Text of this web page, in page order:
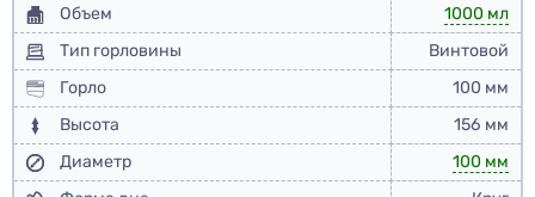
Объем
1000 мл
Тип горловины
Винтовой
Горло
100 мм
Высота
156 мм
Диаметр
100 мм